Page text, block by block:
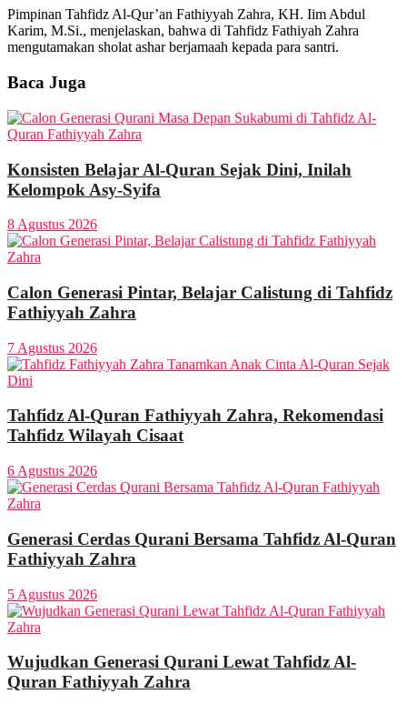
Pimpinan Tahfidz Al-Qur’an Fathiyyah Zahra, KH. Iim Abdul
Karim, M.Si., menjelaskan, bahwa di Tahfidz Fathiyah Zahra
mengutamakan sholat ashar berjamaah kepada para santri.
Baca Juga
Konsisten Belajar Al-Quran Sejak Dini, Inilah
Kelompok Asy-Syifa
8 Agustus 2026
Calon Generasi Pintar, Belajar Calistung di Tahfidz
Fathiyyah Zahra
7 Agustus 2026
Tahfidz Al-Quran Fathiyyah Zahra, Rekomendasi
Tahfidz Wilayah Cisaat
6 Agustus 2026
Generasi Cerdas Qurani Bersama Tahfidz Al-Quran
Fathiyyah Zahra
5 Agustus 2026
Wujudkan Generasi Qurani Lewat Tahfidz Al-
Quran Fathiyyah Zahra